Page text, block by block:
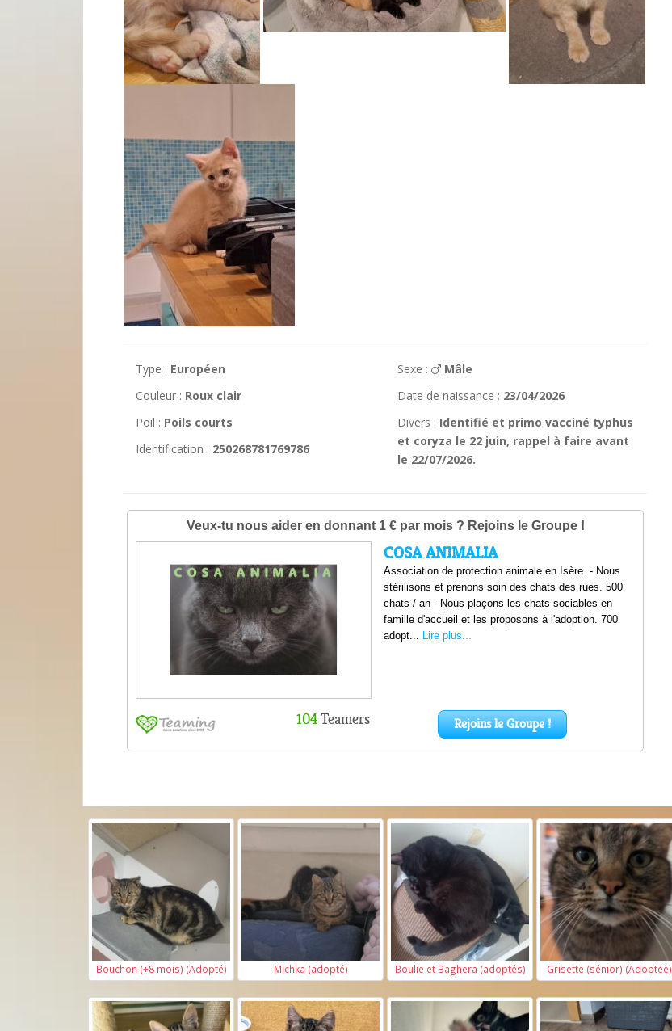
Type : Européen
Couleur : Roux clair
Poil : Poils courts
Identification : 250268781769786
Sexe :
Mâle
Date de naissance : 23/04/2026
Divers : Identifié et primo vacciné typhus
et coryza le 22 juin, rappel à faire avant
le 22/07/2026.
Bouchon (+8 mois) (Adopté) Michka (adopté) Boulie et Baghera (adoptés) Grisette (sénior) (Adoptée)